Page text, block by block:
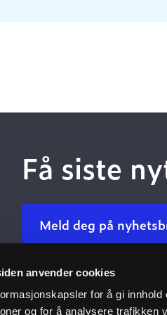
anvender cookies
for å gi
og for å analysere trafikken
Få siste
Meld deg på
Ulefos